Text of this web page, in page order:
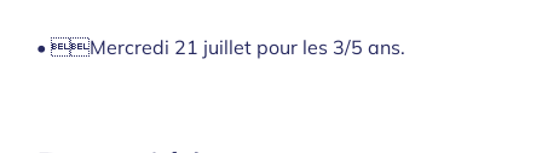
• Mercredi 21 juillet pour les 3/5 ans.